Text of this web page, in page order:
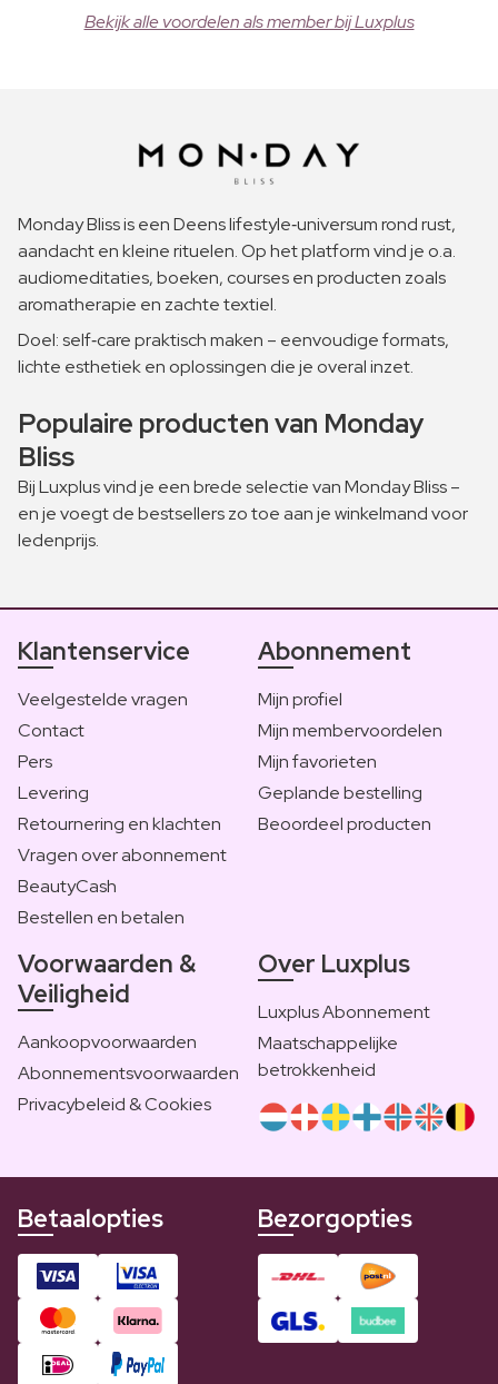
Bekijk alle voordelen als member bij Luxplus
Monday Bliss is een Deens lifestyle‑universum rond rust,
aandacht en kleine rituelen. Op het platform vind je o.a.
audiomeditaties, boeken, courses en producten zoals
aromatherapie en zachte textiel.
Doel: self‑care praktisch maken – eenvoudige formats,
lichte esthetiek en oplossingen die je overal inzet.
Populaire producten van Monday
Bliss
Bij Luxplus vind je een brede selectie van Monday Bliss –
en je voegt de bestsellers zo toe aan je winkelmand voor
ledenprijs.
Klantenservice
Veelgestelde vragen
Contact
Pers
Levering
Retournering en klachten
Vragen over abonnement
BeautyCash
Bestellen en betalen
Abonnement
Mijn profiel
Mijn membervoordelen
Mijn favorieten
Geplande bestelling
Beoordeel producten
Voorwaarden &
Veiligheid
Aankoopvoorwaarden
Abonnementsvoorwaarden
Privacybeleid & Cookies
Over Luxplus
Luxplus Abonnement
Maatschappelijke
betrokkenheid
Betaalopties Bezorgopties